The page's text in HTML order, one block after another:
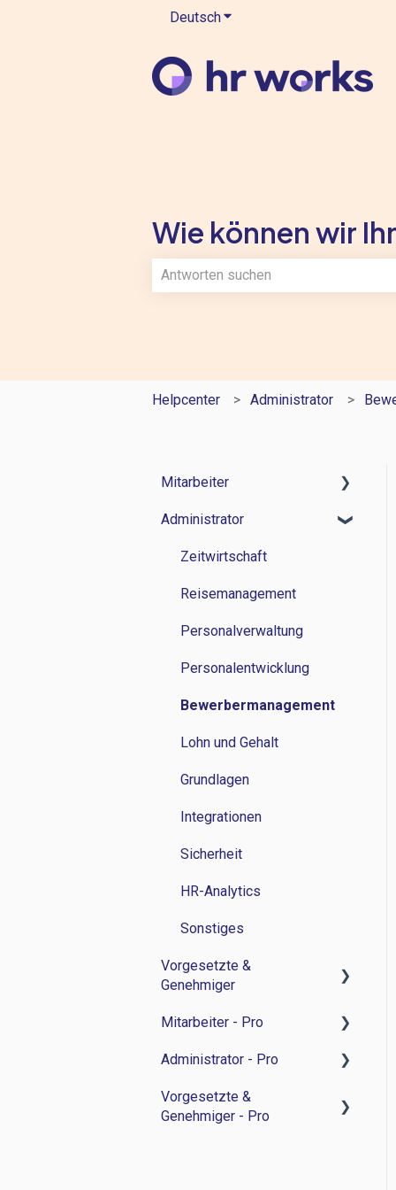
DeutschUntermenü für
Wie können wir
Helpcenter Administrator
Mitarbeiter
Zeitwirtschaft
Reisemanagement
Personalverwaltung
Lohn und Gehalt
Grundlagen
Administrator
Zeitwirtschaft
Reisemanagement
Personalverwaltung
Personalentwicklung
Bewerbermanagement
Lohn und Gehalt
Grundlagen
Integrationen
Sicherheit
HR-Analytics
Sonstiges
Vorgesetzte &
Genehmiger
Zeitwirtschaft
Personalverwaltung
Bewerbermanagament
Mitarbeiter - Pro
Feedback-Sessions -
Ziele -
Administrator - Pro
Feedback-Session -
Personalentwicklung
Vorgesetzte &
Genehmiger - Pro